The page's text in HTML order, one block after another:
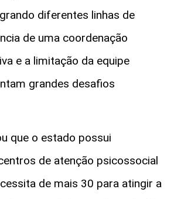
diferentes linhas de
de uma coordenação
e a limitação da equipe
grandes desafios
que o estado possui
de atenção psicossocial
de mais 30 para atingir a